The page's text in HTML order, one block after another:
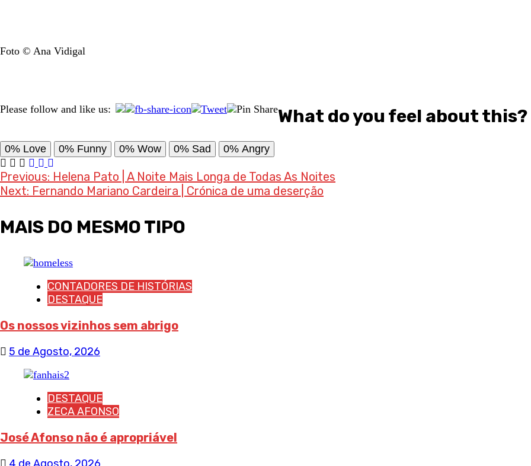
Foto © Ana Vidigal
Please follow and like us: What do you feel about this?
0% Love 0% Funny 0% Wow 0% Sad 0% Angry
Post
navigation
Previous: Helena Pato | A Noite Mais Longa de Todas As Noites
Next: Fernando Mariano Cardeira | Crónica de uma deserção
MAIS DO MESMO TIPO
CONTADORES DE HISTÓRIAS
DESTAQUE
Os nossos vizinhos sem abrigo
5 de Agosto, 2026
DESTAQUE
ZECA AFONSO
José Afonso não é apropriável